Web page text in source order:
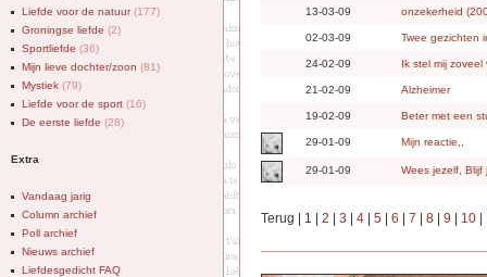
13-03-09 onzekerheid
02-03-09 Twee gezichten
24-02-09 Ik stel mij zoveel
21-02-09 Alzheimer
19-02-09 Beter met een
29-01-09 Mijn reactie,,
29-01-09 Wees jezelf, Blijf
Terug | 1 | 2 3 4 5 6 7 8 9 10
Liefde voor de natuur(177)
Groningse liefde (2)
Sportliefde (36)
Mijn lieve dochter/zoon (81)
Mystiek (79)
Liefde voor de sport (16)
De eerste liefde (28)
Extra
Vandaag jarig
Column archief
Poll archief
Nieuws archief
Liefdesgedicht FAQ